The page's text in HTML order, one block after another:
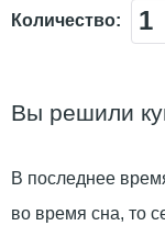
Количество:
Вы решили
В последнее
во время сна, то